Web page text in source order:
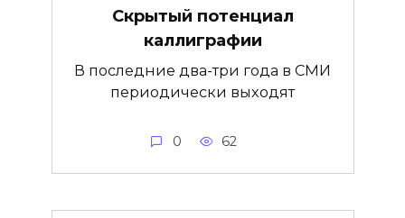
Скрытый потенциал
каллиграфии
В последние два-три года в СМИ
периодически выходят
0 62